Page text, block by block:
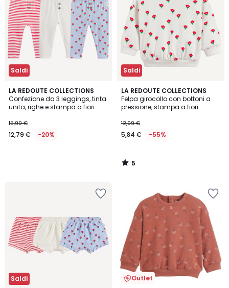
Saldi
LA REDOUTE COLLECTIONS
Confezione da 3 leggings, tinta
unita, righe e stampa a fiori
15,99 €
12,79 € -20%
Saldi
LA REDOUTE COLLECTIONS
Felpa girocollo con bottoni a
pressione, stampa a fiori
12,99 €
5,84 € -55%
5
/
5
5
/
Saldi Outlet